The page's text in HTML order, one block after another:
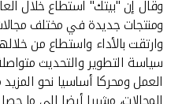
ومنتجات جديدة في مختلف
وارتقت بالأداء واستطاع من
سياسة التطوير والتحديث
العمل ومحركا أساسيا نحو